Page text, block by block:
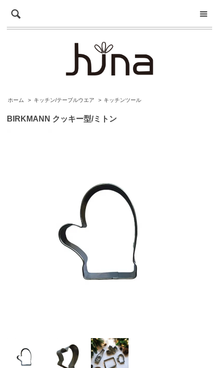
ホーム > キッチン/テーブルウエア > キッチンツール
BIRKMANN クッキー型/ミトン